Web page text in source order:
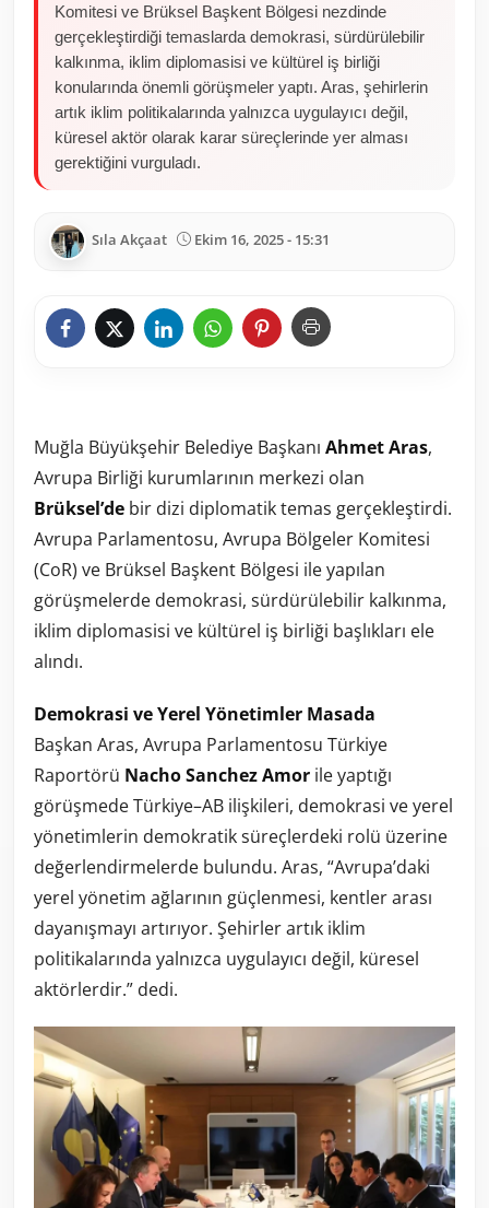
Komitesi ve Brüksel Başkent Bölgesi nezdinde
gerçekleştirdiği temaslarda demokrasi, sürdürülebilir
kalkınma, iklim diplomasisi ve kültürel iş birliği
konularında önemli görüşmeler yaptı. Aras, şehirlerin
artık iklim politikalarında yalnızca uygulayıcı değil,
küresel aktör olarak karar süreçlerinde yer alması
gerektiğini vurguladı.
Sıla Akçaat Ekim 16, 2025 - 15:31
Muğla Büyükşehir Belediye Başkanı Ahmet Aras,
Avrupa Birliği kurumlarının merkezi olan
Brüksel’de bir dizi diplomatik temas gerçekleştirdi.
Avrupa Parlamentosu, Avrupa Bölgeler Komitesi
(CoR) ve Brüksel Başkent Bölgesi ile yapılan
görüşmelerde demokrasi, sürdürülebilir kalkınma,
iklim diplomasisi ve kültürel iş birliği başlıkları ele
alındı.
Demokrasi ve Yerel Yönetimler Masada
Başkan Aras, Avrupa Parlamentosu Türkiye
Raportörü Nacho Sanchez Amor ile yaptığı
görüşmede Türkiye–AB ilişkileri, demokrasi ve yerel
yönetimlerin demokratik süreçlerdeki rolü üzerine
değerlendirmelerde bulundu. Aras, “Avrupa’daki
yerel yönetim ağlarının güçlenmesi, kentler arası
dayanışmayı artırıyor. Şehirler artık iklim
politikalarında yalnızca uygulayıcı değil, küresel
aktörlerdir.” dedi.